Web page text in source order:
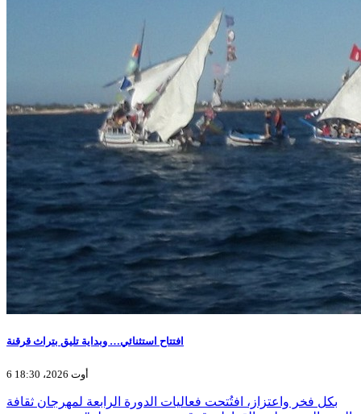
افتتاح استثنائي… وبداية تليق بتراث قرقنة
6 أوت 2026، 18:30
بكل فخر واعتزاز، افتُتحت فعاليات الدورة الرابعة لمهرجان ثقافة